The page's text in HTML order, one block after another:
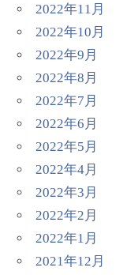
2022年11月
2022年10月
2022年9月
2022年8月
2022年7月
2022年6月
2022年5月
2022年4月
2022年3月
2022年2月
2022年1月
2021年12月